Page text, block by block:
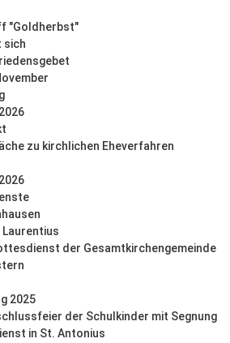
"Goldherbst"
sich
zu kirchlichen Eheverfahren
der Gesamtkirchengemeinde
2025
der Schulkinder mit Segnung
in St. Antonius